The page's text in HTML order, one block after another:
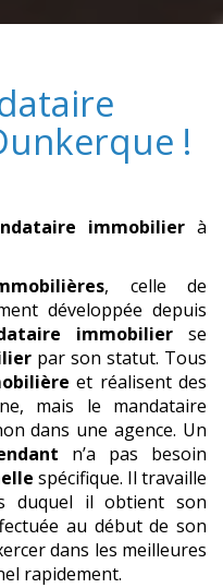
!
immobilier à
, celle de
développée depuis
immobilier se
par son statut. Tous
et réalisent des
mais le mandataire
dans une agence. Un
n’a pas besoin
spécifique. Il travaille
duquel il obtient son
au début de son
dans les meilleures
rapidement.